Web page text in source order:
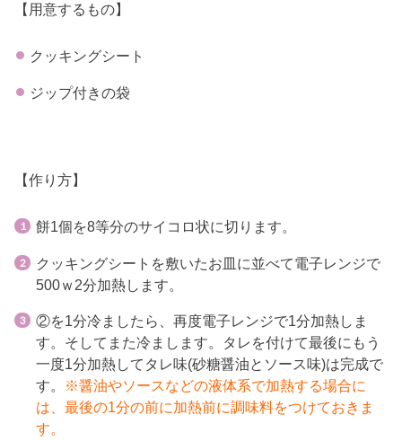
【用意するもの】
クッキングシート
ジップ付きの袋
【作り方】
餅1個を8等分のサイコロ状に切ります。
クッキングシートを敷いたお皿に並べて電子レンジで
500ｗ2分加熱します。
②を1分冷ましたら、再度電子レンジで1分加熱しま
す。そしてまた冷まします。タレを付けて最後にもう
一度1分加熱してタレ味(砂糖醤油とソース味)は完成で
す。
※醤油やソースなどの液体系で加熱する場合に
は、最後の1分の前に加熱前に調味料をつけておきま
す。